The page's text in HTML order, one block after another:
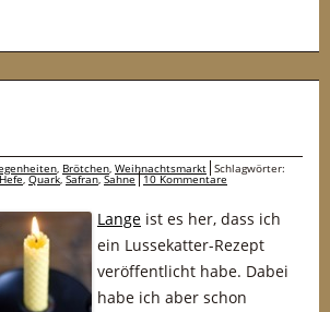
, Brötchen, Weihnachtsmarkt Schlagwörter:
,Quark,Safran,Sahne 10 Kommentare
Lange ist es her, dass ich
ein Lussekatter-Rezept
veröffentlicht habe. Dabei
habe ich aber schon